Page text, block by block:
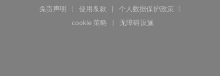
免责声明
((在新窗口中打开))
使用条款
((在新窗口中打开))
个人数据保护政策
((在新窗口中打开))
cookie 策略
((在新窗口中打开))
无障碍设施
((在新窗口中打开))